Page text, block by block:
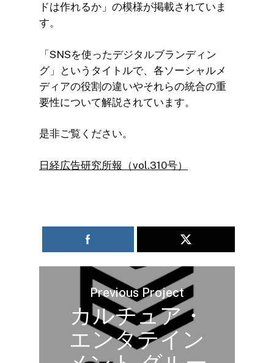
ドは作れるか」の模様が掲載されていま
す。
「SNSを使ったデジタルブランディン
グ」というタイトルで、各ソーシャルメ
ディアの役割の違いやそれらの統合の重
要性について解説されています。
是非ご覧ください。
日経広告研究所報（vol.310号）
Previous Project
カルチュア・
エンタテイン